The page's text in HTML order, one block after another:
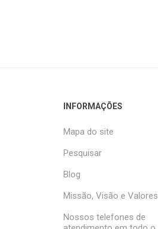
INFORMAÇÕES
Mapa do site
Pesquisar
Blog
Missão, Visão e Valores
Nossos telefones de